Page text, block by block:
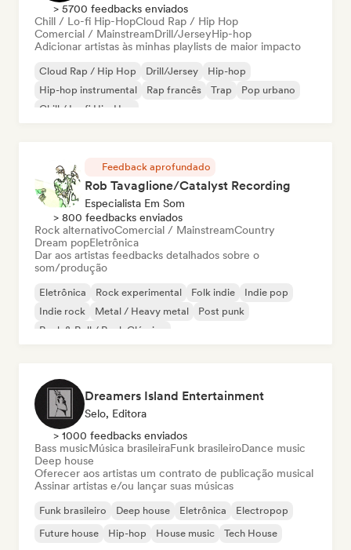
> 5700 feedbacks enviados
Chill / Lo-fi Hip-HopCloud Rap / Hip Hop
Comercial / MainstreamDrill/JerseyHip-hop
Adicionar artistas às minhas playlists de maior impacto
Cloud Rap / Hip Hop Drill/Jersey
Hip-hop
Hip-hop instrumental
Rap francês Trap
Pop urbano
Chill / Lo-fi Hip-Hop
Feedback aprofundado
Rob Tavaglione/Catalyst Recording
Especialista Em Som
> 800 feedbacks enviados
Rock alternativoComercial / MainstreamCountry
Dream popEletrônica
Dar aos artistas feedbacks detalhados sobre o
som/produção
Eletrônica Rock experimental Folk indie
Indie pop
Indie rock
Metal / Heavy metal
Post punk
Rock & Roll / Rock Clássico
Dreamers Island Entertainment
Selo, Editora
> 1000 feedbacks enviados
Bass musicMúsica brasileiraFunk brasileiroDance music
Deep house
Oferecer aos artistas um contrato de publicação musical
Assinar artistas e/ou lançar suas músicas
Funk brasileiro Deep house Eletrônica
Electropop
Future house
Hip-hop House music Tech House